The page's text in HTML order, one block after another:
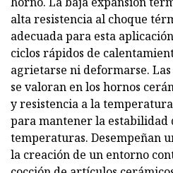
alta resistencia al choque
adecuada para esta
ciclos rápidos de
agrietarse ni deformarse.
se valoran en los hornos
y resistencia a la
para mantener la estabilidad
temperaturas. Desempeñan
la creación de un entorno